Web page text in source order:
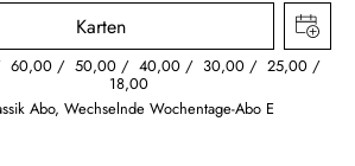
Karten
60,00 50,00 40,00 30,00 25,00
18,00
Abo, Wechselnde Wochentage-Abo E